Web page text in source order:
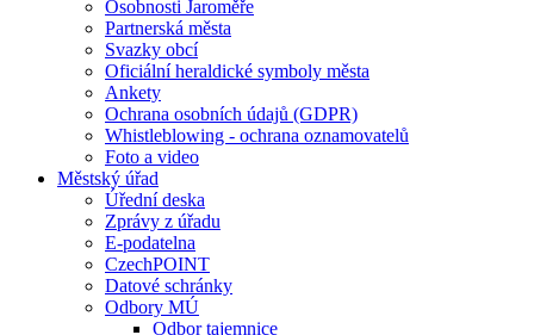
Osobnosti Jaroměře
Partnerská města
Svazky obcí
Oficiální heraldické symboly města
Ankety
Ochrana osobních údajů (GDPR)
Whistleblowing - ochrana oznamovatelů
Foto a video
Městský úřad
Úřední deska
Zprávy z úřadu
E-podatelna
CzechPOINT
Datové schránky
Odbory MÚ
Odbor tajemnice